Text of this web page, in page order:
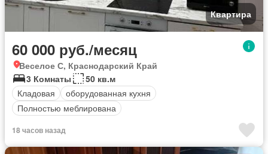
Квартира
60 000 руб./месяц
Веселое С, Краснодарский Край
3 Комнаты
50 кв.м
Кладовая
оборудованная кухня
Полностью меблирована
18 часов назад